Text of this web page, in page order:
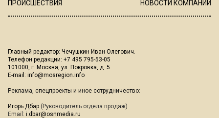
ПРОИСШЕСТВИЯ
НОВОСТИ КОМПАНИЙ
Главный редактор: Чечушкин Иван Олегович.
Телефон редакции: +7 495 795-53-05
101000, г. Москва, ул. Покровка, д. 5
E-mail: info@mosregion.info
Реклама, спецпроекты и иное сотрудничество:
Игорь Дбар (Руководитель отдела продаж)
Email: i.dbar@osnmedia.ru